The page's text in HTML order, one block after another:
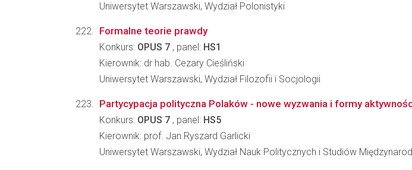
Uniwersytet Warszawski, Wydział Polonistyki
Formalne teorie prawdy
Konkurs: OPUS 7 , panel: HS1
Kierownik: dr hab. Cezary Cieśliński
Uniwersytet Warszawski, Wydział Filozofii i Socjologii
Partycypacja polityczna Polaków - nowe wyzwania i formy
Konkurs: OPUS 7 , panel: HS5
Kierownik: prof. Jan Ryszard Garlicki
Uniwersytet Warszawski, Wydział Nauk Politycznych i Studiów